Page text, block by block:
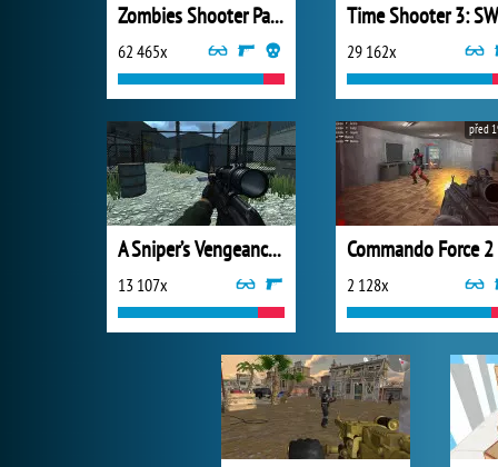
Zombies Shooter Part 1
62 465x 29 162x
A Sniper’s Vengeance : The Story of Linh
13 107x
Commando Force 2
2 128x
před